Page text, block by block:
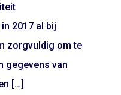
2017 al bij
zorgvuldig om te
gegevens van
[…]